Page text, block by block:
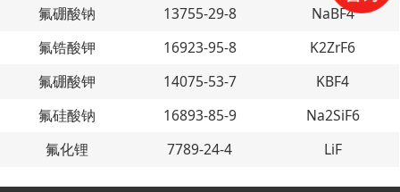
氟硼酸钠
13755-29-8
NaBF4
氟锆酸钾
16923-95-8
K2ZrF6
氟硼酸钾
14075-53-7
KBF4
氟硅酸钠
16893-85-9
Na2SiF6
氟化锂
7789-24-4 LiF